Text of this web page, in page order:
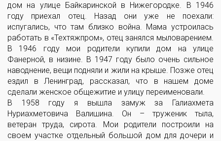
дом на улице Байкаринской в Нижегородке. В 1946
году приехал отец. Назад они уже не поехали:
испугались, что там близко война. Мама устроилась
работать в «Техтяжпром», отец занялся мыловарением.
В 1946 году мои родители купили дом на улице
Фанерной, в низине. В 1947 году было очень сильное
наводнение, вещи подняли и жили на крыше. Позже отец
ездил в Ленинград, рассказал, что в нашем доме
сделали женское общежитие и улицу переименовали.
В 1958 году я вышла замуж за Галиахмета
Нуриахметовича Валишина. Он – труженик тыла,
ветеран труда, сирота. Мои родители построили на
своем участке отдельный большой дом для дочери и